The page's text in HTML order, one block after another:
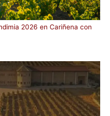
2026 en Cariñena con